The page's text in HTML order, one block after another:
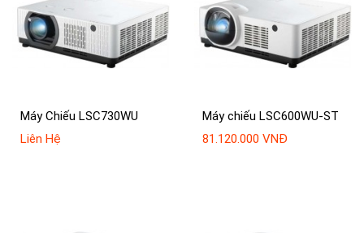
Máy Chiếu LSC730WU
Liên Hệ
Máy chiếu LSC600WU-ST
81.120.000 VNĐ